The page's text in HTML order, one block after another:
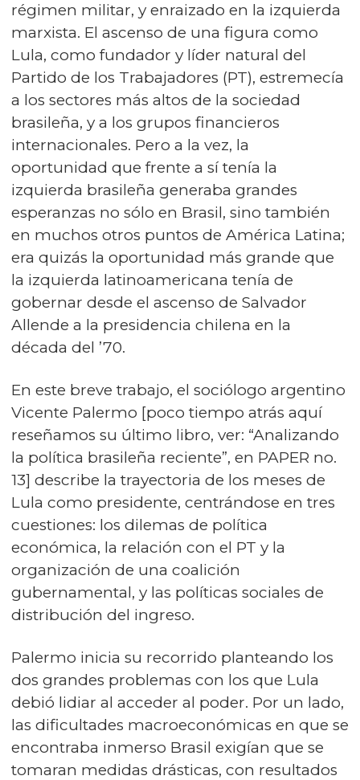
régimen militar, y enraizado en la izquierda
marxista. El ascenso de una figura como
Lula, como fundador y líder natural del
Partido de los Trabajadores (PT), estremecía
a los sectores más altos de la sociedad
brasileña, y a los grupos financieros
internacionales. Pero a la vez, la
oportunidad que frente a sí tenía la
izquierda brasileña generaba grandes
esperanzas no sólo en Brasil, sino también
en muchos otros puntos de América Latina;
era quizás la oportunidad más grande que
la izquierda latinoamericana tenía de
gobernar desde el ascenso de Salvador
Allende a la presidencia chilena en la
década del ’70.
En este breve trabajo, el sociólogo argentino
Vicente Palermo [poco tiempo atrás aquí
reseñamos su último libro, ver: “Analizando
la política brasileña reciente”, en PAPER no.
13] describe la trayectoria de los meses de
Lula como presidente, centrándose en tres
cuestiones: los dilemas de política
económica, la relación con el PT y la
organización de una coalición
gubernamental, y las políticas sociales de
distribución del ingreso.
Palermo inicia su recorrido planteando los
dos grandes problemas con los que Lula
debió lidiar al acceder al poder. Por un lado,
las dificultades macroeconómicas en que se
encontraba inmerso Brasil exigían que se
tomaran medidas drásticas, con resultados